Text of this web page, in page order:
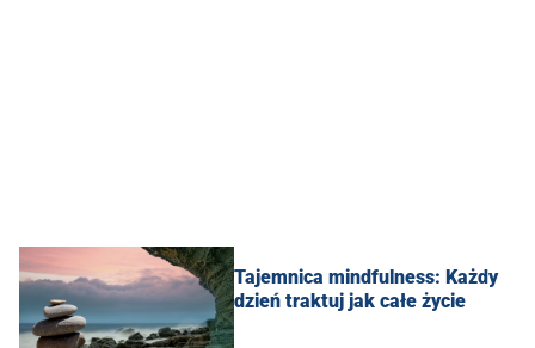
Tajemnica mindfulness: Każdy
dzień traktuj jak całe życie